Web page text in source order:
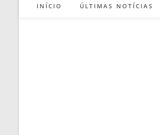
INÍCIO ÚLTIMAS NOTÍCIAS